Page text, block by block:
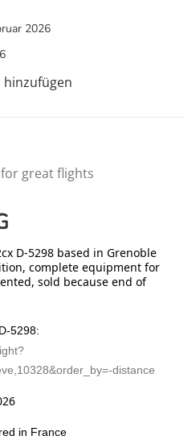
2026
hinzufügen
great flights
D-5298 based in Grenoble
complete equipment for
sold because end of
D-5298:
distance
in France